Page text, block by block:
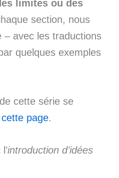
limites ou des
section, nous
– avec les traductions
quelques exemples
cette série se
cette page.
introduction d’idées